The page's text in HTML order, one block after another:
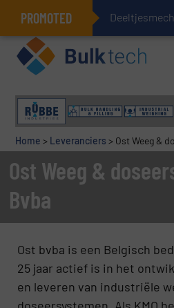
PROMOTED
Home > Leveranciers > Ost Weeg &
Ost Weeg &
Bvba
Ost bvba is een Belgisch
25 jaar actief is in het
en leveren van industriële